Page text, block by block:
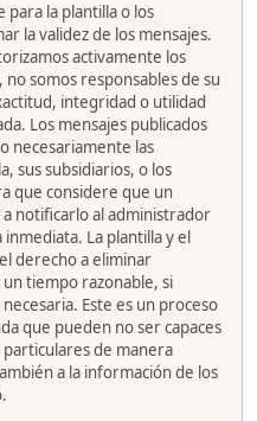
para la plantilla o los
la validez de los mensajes.
activamente los
somos responsables de su
integridad o utilidad
Los mensajes publicados
necesariamente las
sus subsidiarios, o los
que considere que un
notificarlo al administrador
La plantilla y el
derecho a eliminar
tiempo razonable, si
Este es un proceso
que pueden no ser capaces
de manera
a la información de los